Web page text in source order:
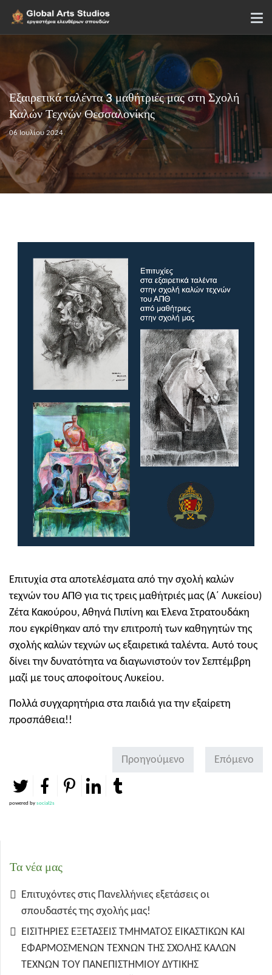
Εξαιρετικά ταλέντα 3 μαθήτριές μας στη Σχολή
Καλών Τεχνών Θεσσαλονίκης
06 Ιουλίου 2024
Επιτυχία στα αποτελέσματα από την σχολή καλών
τεχνών του ΑΠΘ για τις τρεις μαθήτριές μας (Α΄ Λυκείου)
Ζέτα Κακούρου, Αθηνά Πιπίνη και Έλενα Στρατουδάκη
που εγκρίθηκαν από την επιτροπή των καθηγητών της
σχολής καλών τεχνών ως εξαιρετικά ταλέντα. Αυτό τους
δίνει την δυνατότητα να διαγωνιστούν τον Σεπτέμβρη
μαζί με τους αποφοίτους Λυκείου.
Πολλά συγχαρητήρια στα παιδιά για την εξαίρετη
προσπάθεια!!
Προηγούμενο Επόμενο
powered by social2s
Τα νέα μας
Επιτυχόντες στις Πανελλήνιες εξετάσεις οι
σπουδαστές της σχολής μας!
ΕΙΣΙΤΗΡΙΕΣ ΕΞΕΤΑΣΕΙΣ ΤΜΗΜΑΤΟΣ ΕΙΚΑΣΤΙΚΩΝ ΚΑΙ
ΕΦΑΡΜΟΣΜΕΝΩΝ ΤΕΧΝΩΝ ΤΗΣ ΣΧΟΛΗΣ ΚΑΛΩΝ
ΤΕΧΝΩΝ ΤΟΥ ΠΑΝΕΠΙΣΤΗΜΙΟΥ ΔΥΤΙΚΗΣ